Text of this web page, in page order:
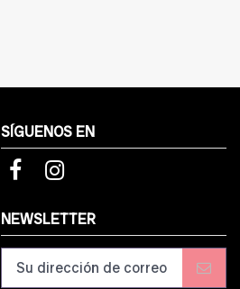
SÍGUENOS EN
NEWSLETTER